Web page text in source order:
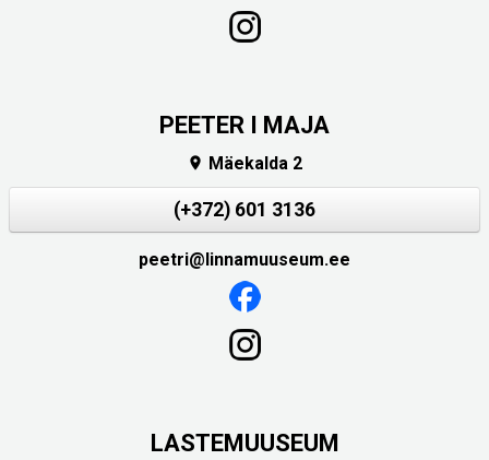
PEETER I MAJA
 Mäekalda 2
(+372) 601 3136
peetri@linnamuuseum.ee
LASTEMUUSEUM